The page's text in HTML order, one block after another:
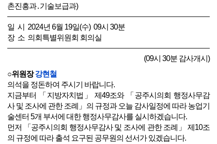
촌진흥과․기술보급과)
일 시 2024년 6월 19일(수) 09시 30분
장 소 의회특별위원회 회의실
(09시 30분 감사개시)
○위원장강현철
의석을 정돈하여 주시기 바랍니다.
지금부터 「지방자치법」 제49조와 「공주시의회 행정사무감
사 및 조사에 관한 조례」의 규정과 오늘 감사일정에 따라 농업기
술센터 5개 부서에 대한 행정사무감사를 실시하겠습니다.
먼저 「공주시의회 행정사무감사 및 조사에 관한 조례」 제10조
의 규정에 따라 출석 요구된 공무원의 선서가 있겠습니다.